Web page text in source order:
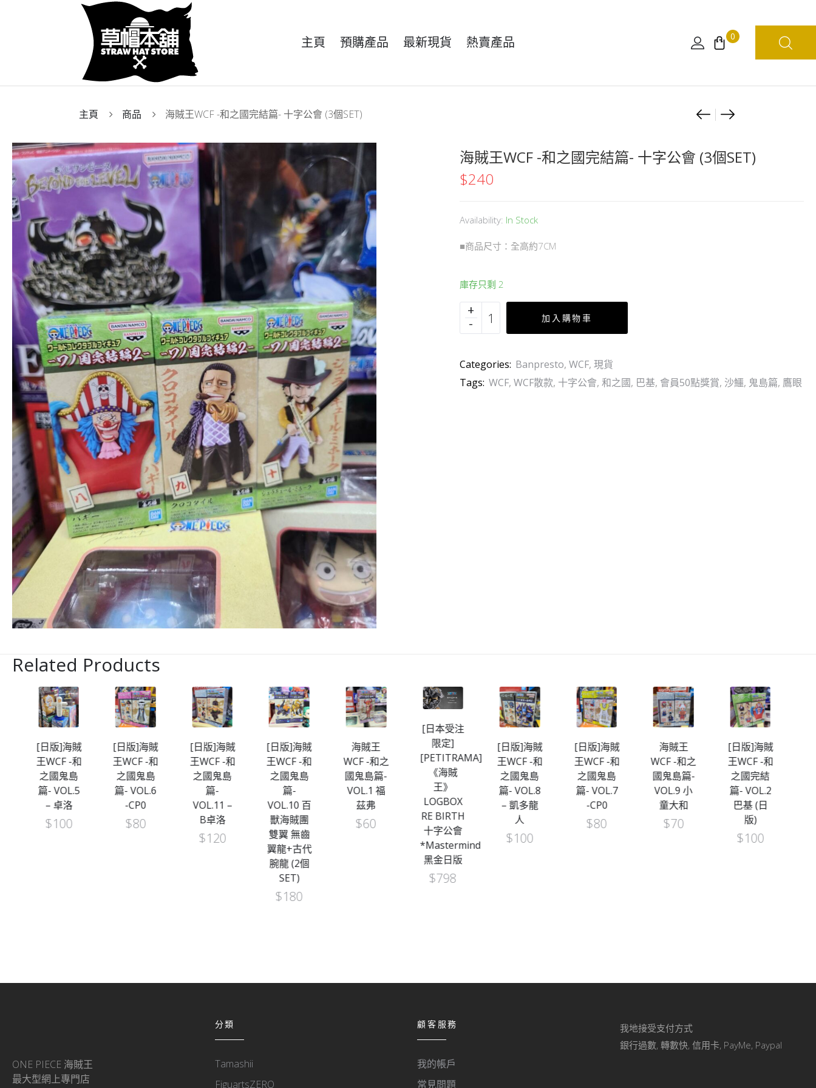
主頁 預購產品 最新現貨 熱賣產品 0
主頁 商品 海賊王WCF -和之國完結篇- 十字公會 (3個SET)
Product
[日
海
賊
(日
[日
海
賊
奇
海賊王WCF -和之國完結篇- 十字公會 (3個SET)
$240
Availability: In Stock
■商品尺寸：全高約7CM
庫存只剩 2
加入購物車
Categories: Banpresto, WCF, 現貨
Tags: WCF, WCF散款, 十字公會, 和之國, 巴基, 會員50點獎賞, 沙鱷, 鬼島篇, 鷹眼
Related Products
[日版]海賊
王WCF -和
之國鬼島
篇- VOL.6
-CP0
$80
[日版]海賊
王WCF -和
之國鬼島
篇-
VOL.11 –
B卓洛
[日版]海賊
王WCF -和
之國鬼島
篇-
VOL.10 百
獸海賊團
雙翼 無齒
海賊王
WCF -和之
國鬼島篇-
VOL.1 福
茲弗
$60
[日本受注
限定]
[PETITRAMA]
《海賊
王》
LOGBOX
RE BIRTH
十字公會
[日版]海賊
王WCF -和
之國鬼島
篇- VOL.8
– 凱多龍
人
$100
[日版]海賊
王WCF -和
之國鬼島
篇- VOL.7
-CP0
$80
海賊王
WCF -和之
國鬼島篇-
VOL.9 小
童大和
$70
[日版]海賊
王WCF -和
之國完結
篇- VOL.2
巴基 (日
版)
海賊王
WCF -和之
國篇
VOL.2-羅
(行版)
$80
ONE PIECE 海賊王
最大型網上專門店
分類
Tamashii
FiguartsZERO
顧客服務
我的帳戶
常見問題
我地接受支付方式
銀行過數, 轉數快, 信用卡, PayMe, Paypal